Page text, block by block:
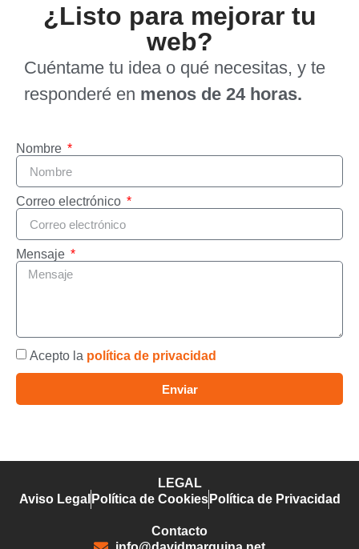
¿Listo para mejorar tu
web?
Cuéntame tu idea o qué necesitas, y te
responderé en menos de 24 horas.
Nombre
Correo electrónico
Mensaje
Acepto la política de privacidad
Enviar
LEGAL
Aviso Legal Política de Cookies Política de Privacidad
Contacto